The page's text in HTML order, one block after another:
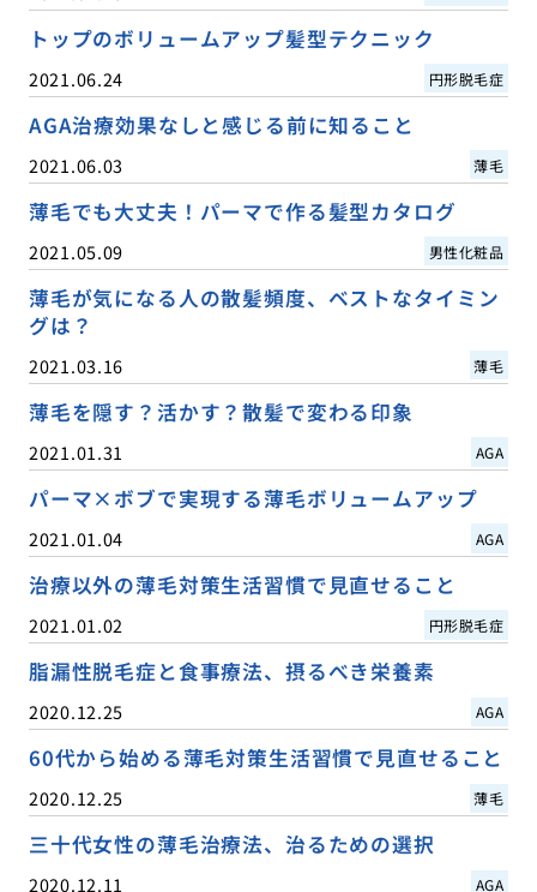
トップのボリュームアップ髪型テクニック
2021.06.24 円形脱毛症
AGA治療効果なしと感じる前に知ること
2021.06.03 薄毛
薄毛でも大丈夫！パーマで作る髪型カタログ
2021.05.09 男性化粧品
薄毛が気になる人の散髪頻度、ベストなタイミン
グは？
2021.03.16 薄毛
薄毛を隠す？活かす？散髪で変わる印象
2021.01.31 AGA
パーマ×ボブで実現する薄毛ボリュームアップ
2021.01.04 AGA
治療以外の薄毛対策生活習慣で見直せること
2021.01.02 円形脱毛症
脂漏性脱毛症と食事療法、摂るべき栄養素
2020.12.25 AGA
60代から始める薄毛対策生活習慣で見直せること
2020.12.25 薄毛
三十代女性の薄毛治療法、治るための選択
2020.12.11 AGA